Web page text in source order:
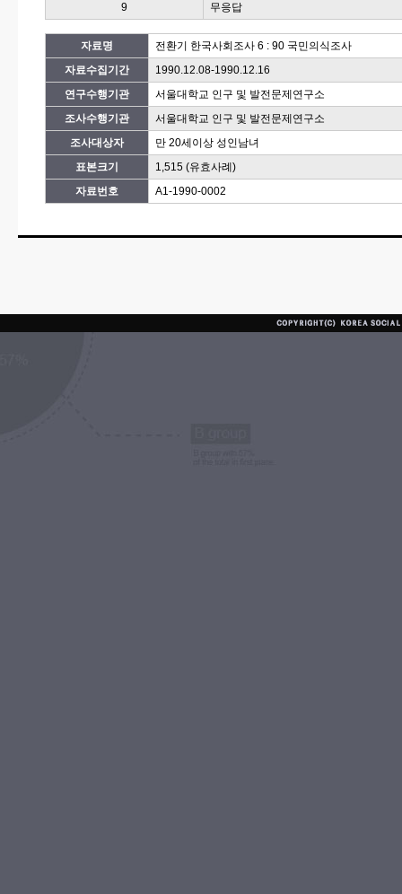
9
무응답
자료명
전환기 한국사회조사 6 : 90 국민의식조사
자료수집기간
1990.12.08-1990.12.16
연구수행기관
서울대학교 인구 및 발전문제연구소
조사수행기관
서울대학교 인구 및 발전문제연구소
조사대상자
만 20세이상 성인남녀
표본크기
1,515 (유효사례)
자료번호
A1-1990-0002